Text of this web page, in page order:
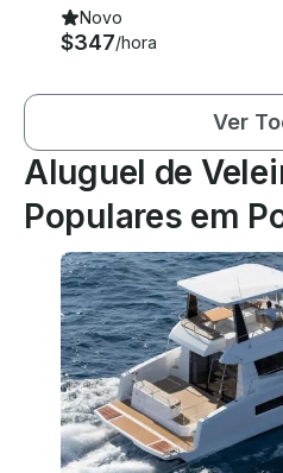
Novo
$347/hora
Ver
Aluguel de
Populares em